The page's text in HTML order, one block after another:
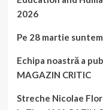
2026
Pe 28 martie
Echipa noastră a
MAGAZIN CRITIC
Streche Nicolae